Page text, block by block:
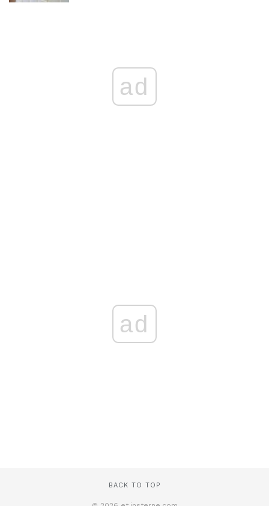
ad
ad
BACK TO TOP